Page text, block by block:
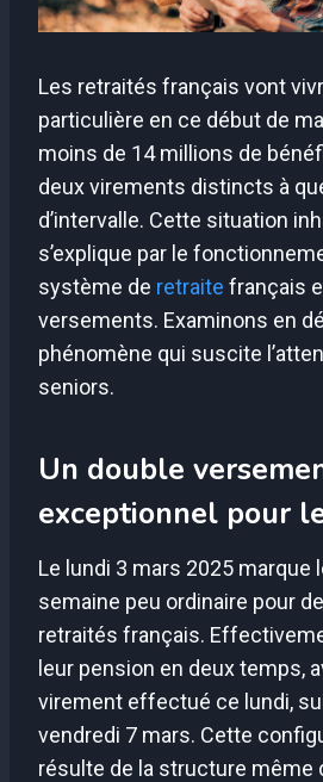
Les retraités français vont
particulière en ce début de
moins de 14 millions de
deux virements distincts à
d’intervalle. Cette situation
s’explique par le
système de retraite français
versements. Examinons en
phénomène qui suscite
seniors.
Un double
exceptionnel pour
Le lundi 3 mars 2025 marque
semaine peu ordinaire pour
retraités français.
leur pension en deux temps,
virement effectué ce lundi,
vendredi 7 mars. Cette
résulte de la structure même